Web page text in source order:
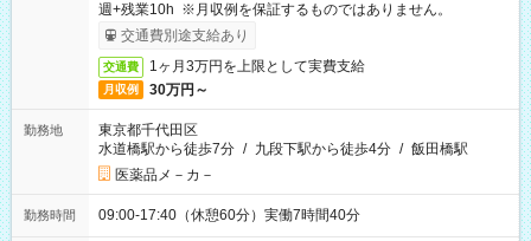
週+残業10h ※月収例を保証するものではありません。
交通費別途支給あり
交通費 1ヶ月3万円を上限として実費支給
月収例 30万円～
勤務地
東京都千代田区
水道橋駅から徒歩7分 / 九段下駅から徒歩4分 / 飯田橋駅
医薬品メ－カ－
勤務時間 09:00-17:40（休憩60分）実働7時間40分